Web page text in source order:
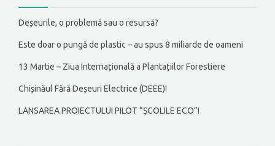
Deșeurile, o problemă sau o resursă?
Este doar o pungă de plastic – au spus 8 miliarde de oameni
13 Martie – Ziua Internațională a Plantațiilor Forestiere
Chișinăul Fără Deșeuri Electrice (DEEE)!
LANSAREA PROIECTULUI PILOT “ȘCOLILE ECO”!